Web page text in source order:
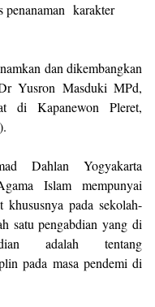
penanaman karakter
dan dikembangkan
Yusron Masduki MPd,
di Kapanewon Pleret,
Dahlan Yogyakarta
Islam mempunyai
khususnya pada sekolah-
satu pengabdian yang di
adalah tentang
pada masa pendemi di